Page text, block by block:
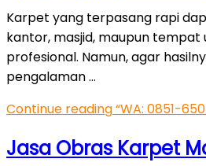
Karpet yang terpasang rapi
kantor, masjid, maupun
profesional. Namun, agar
pengalaman …
Continue reading“WA: 0851-
Jasa Obras Karpet